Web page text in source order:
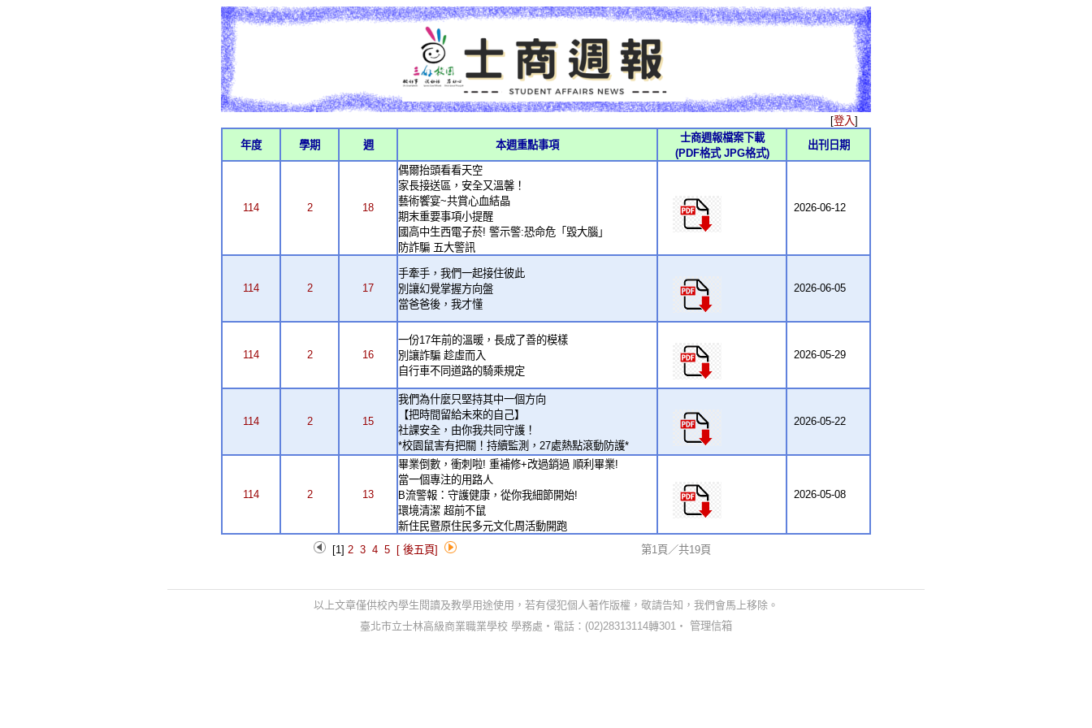
[登入]
年度
學期 週 本週重點事項
士商週報檔案下載
(PDF格式 JPG格式)
出刊日期
114 2 18
偶爾抬頭看看天空
家長接送區，安全又溫馨！
藝術饗宴~共賞心血結晶
期末重要事項小提醒
國高中生西電子菸! 警示警:恐命危「毀大腦」
防詐騙 五大警訊
2026-06-12
114 2 17
手牽手，我們一起接住彼此
別讓幻覺掌握方向盤
當爸爸後，我才懂
2026-06-05
114 2 16
一份17年前的溫暖，長成了善的模樣
別讓詐騙 趁虛而入
自行車不同道路的騎乘規定
2026-05-29
114 2 15
我們為什麼只堅持其中一個方向
【把時間留給未來的自己】
社課安全，由你我共同守護！
*校園鼠害有把關！持續監測，27處熱點滾動防護*
2026-05-22
114 2 13
畢業倒數，衝刺啦! 重補修+改過銷過 順利畢業!
當一個專注的用路人
B流警報：守護健康，從你我細節開始!
環境清潔 超前不鼠
新住民暨原住民多元文化周活動開跑
2026-05-08
[1] 2 3 4 5 [ 後五頁] 第1頁／共19頁
以上文章僅供校內學生閱讀及教學用途使用，若有侵犯個人著作版權，敬請告知，我們會馬上移除。
臺北市立士林高級商業職業學校 學務處‧電話：(02)28313114轉301‧
管理信箱